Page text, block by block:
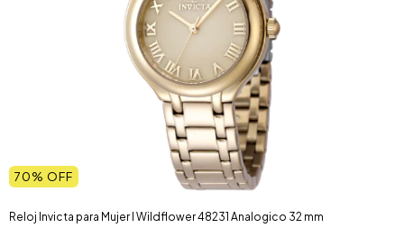
70% OFF
Reloj Invicta para Mujer I Wildflower 48231 Analogico 32 mm